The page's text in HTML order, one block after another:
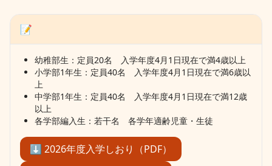
📝
幼稚部生：定員20名 入学年度4月1日現在で満4歳以上
小学部1年生：定員40名 入学年度4月1日現在で満6歳以
上
中学部1年生：定員40名 入学年度4月1日現在で満12歳
以上
各学部編入生：若干名 各学年適齢児童・生徒
⬇︎ 2026年度入学しおり（PDF）